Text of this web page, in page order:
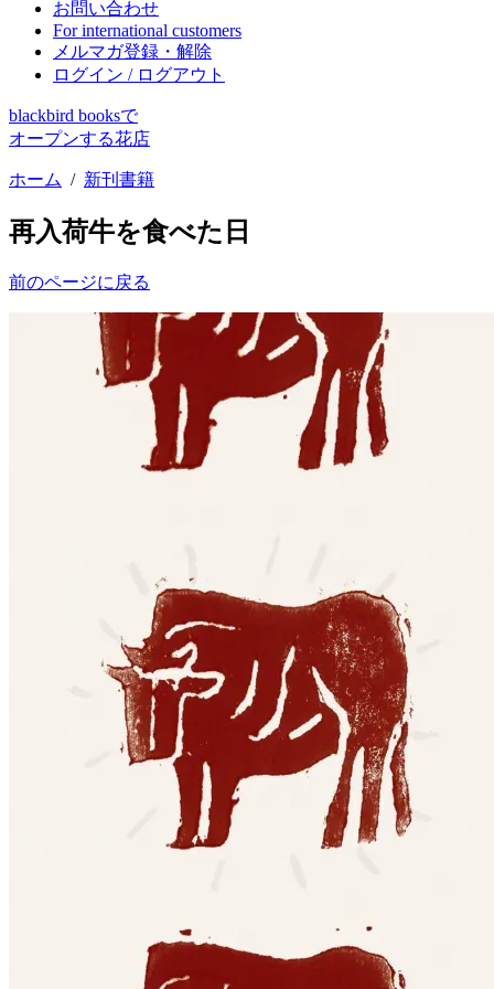
お問い合わせ
For international customers
メルマガ登録・解除
ログイン / ログアウト
blackbird booksで
オープンする花店
ホーム / 新刊書籍
再入荷牛を食べた日
前のページに戻る